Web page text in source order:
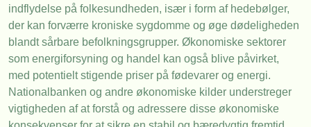
indflydelse på folkesundheden, især i form af hedebølger,
der kan forværre kroniske sygdomme og øge dødeligheden
blandt sårbare befolkningsgrupper. Økonomiske sektorer
som energiforsyning og handel kan også blive påvirket,
med potentielt stigende priser på fødevarer og energi.
Nationalbanken og andre økonomiske kilder understreger
vigtigheden af at forstå og adressere disse økonomiske